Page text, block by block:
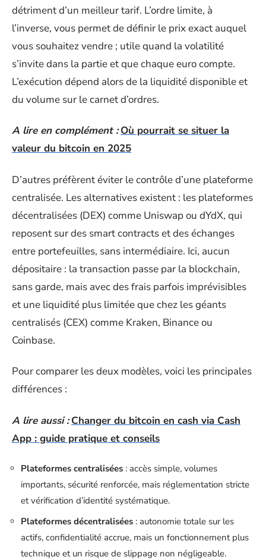
détriment d’un meilleur tarif. L’ordre limite, à
l’inverse, vous permet de définir le prix exact auquel
vous souhaitez vendre ; utile quand la volatilité
s’invite dans la partie et que chaque euro compte.
L’exécution dépend alors de la liquidité disponible et
du volume sur le carnet d’ordres.
A lire en complément : Où pourrait se situer la
valeur du bitcoin en 2025
D’autres préfèrent éviter le contrôle d’une plateforme
centralisée. Les alternatives existent : les plateformes
décentralisées (DEX) comme Uniswap ou dYdX, qui
reposent sur des smart contracts et des échanges
entre portefeuilles, sans intermédiaire. Ici, aucun
dépositaire : la transaction passe par la blockchain,
sans garde, mais avec des frais parfois imprévisibles
et une liquidité plus limitée que chez les géants
centralisés (CEX) comme Kraken, Binance ou
Coinbase.
Pour comparer les deux modèles, voici les principales
différences :
A lire aussi : Changer du bitcoin en cash via Cash
App : guide pratique et conseils
Plateformes centralisées : accès simple, volumes
importants, sécurité renforcée, mais réglementation stricte
et vérification d’identité systématique.
Plateformes décentralisées : autonomie totale sur les
actifs, confidentialité accrue, mais un fonctionnement plus
technique et un risque de slippage non négligeable.